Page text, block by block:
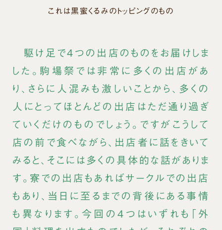
これは黒蜜くるみのトッピングのもの
駆け足で４つの出店のものをお届けしま
した。駒場祭では非常に多くの出店があ
り、さらに人混みも激しいことから、多くの
人にとってほとんどの出店はただ通り過ぎ
ていくだけのものでしょう。ですがこうして
店の前で食べながら、出店者に話をきいて
みると、そこには多くの具体的な話がありま
す。寮での出店もあればサークルでの出店
もあり、当日に至るまでの背後にある事情
も異なります。今回の４つはいずれも「外